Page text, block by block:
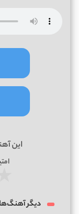
این
دیگر